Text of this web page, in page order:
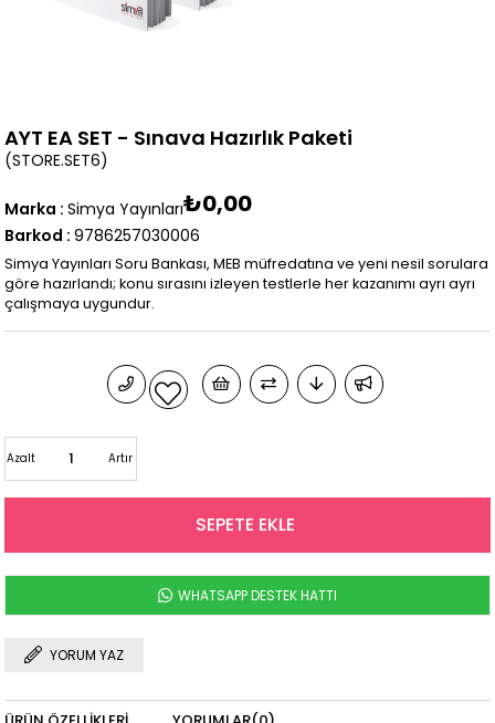
AYT EA SET - Sınava Hazırlık Paketi
(STORE.SET6)
Marka : Simya Yayınları₺0,00
Barkod : 9786257030006
Simya Yayınları Soru Bankası, MEB müfredatına ve yeni nesil sorulara
göre hazırlandı; konu sırasını izleyen testlerle her kazanımı ayrı ayrı
çalışmaya uygundur.
Artır
Azalt
WHATSAPP DESTEK HATTI
YORUM YAZ